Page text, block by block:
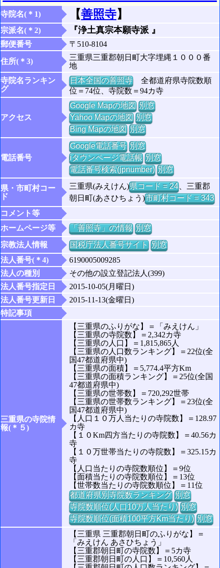
寺院名(＊1) 【善照寺】
宗派名(＊2) 『浄土真宗本願寺派 』
郵便番号 〒510-8104
住所(＊3)
三重県三重郡朝日町大字埋縄１０００番
地
寺院名ランキン
グ
日本全国の善照寺全都道府県寺院数順
位＝74位、寺院数＝94カ寺
アクセス
Google Mapの地図 別窓
Yahoo Mapの地図 別窓
Bing Mapの地図 別窓
電話番号
Google電話番号 別窓
iタウンページ電話帳 別窓
電話番号検索(jpnumber) 別窓
県・市町村コー
ド
三重県(みえけん)県コード = 24、三重郡
朝日町(あさひちょう)市町村コード = 343
コメント等
ホームページ等
「善照寺」の情報 別窓
宗教法人情報
国税庁法人番号サイト 別窓
法人番号(＊4)
6190005009285
法人の種別
その他の設立登記法人(399)
法人番号指定日
2015-10-05(月曜日)
法人番号更新日
2015-11-13(金曜日)
特記事項
三重県の寺院情
報(＊５)
【三重県のふりがな】＝「みえけん」
【三重県の寺院数】＝2,342カ寺
【三重県の人口】＝1,815,865人
【三重県の人口数ランキング】＝22位(全
国47都道府県中)
【三重県の面積】＝5,774.4平方Km
【三重県の面積ランキング】＝25位(全国
47都道府県中)
【三重県の世帯数】＝720,292世帯
【三重県の世帯数ランキング】＝23位(全
国47都道府県中)
【人口１０万人当たりの寺院数】＝128.97
カ寺
【１０Km四方当たりの寺院数】＝40.56カ
寺
【１０万世帯当たりの寺院数】＝325.15カ
寺
【人口当たりの寺院数順位】＝9位
【面積当たりの寺院数順位】＝13位
【世帯数当たりの寺院数順位】＝11位
都道府県別寺院数ランキング 別窓
寺院数順位(人口10万人当たり) 別窓
寺院数順位(面積100平方Km当たり) 別窓
【三重県 三重郡朝日町のふりがな】＝
「みえけん あさひちょう」
【三重郡朝日町の寺院数】＝5カ寺
【三重郡朝日町の人口】＝10,560人